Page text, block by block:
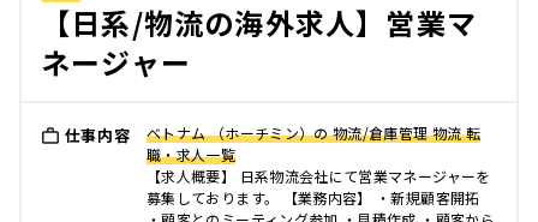
【日系/物流の海外求人】営業マ
ネージャー
仕事内容
ベトナム （ホーチミン）の 物流/倉庫管理 物流 転
職・求人一覧
【求人概要】 日系物流会社にて営業マネージャーを
募集しております。 【業務内容】 ・新規顧客開拓